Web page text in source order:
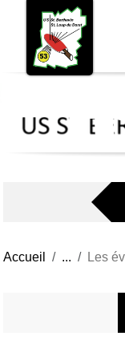
Accueil Les
Panneau de gestion